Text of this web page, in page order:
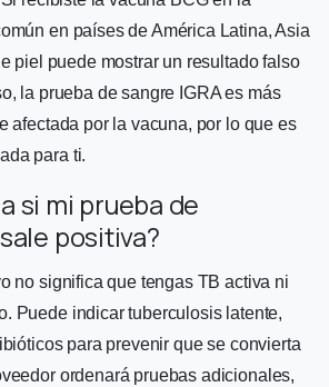
en países de América Latina, Asia
piel puede mostrar un resultado falso
la prueba de sangre IGRA es más
afectada por la vacuna, por lo que es
para ti.
si mi prueba de
positiva?
no significa que tengas TB activa ni
Puede indicar tuberculosis latente,
para prevenir que se convierta
ordenará pruebas adicionales,